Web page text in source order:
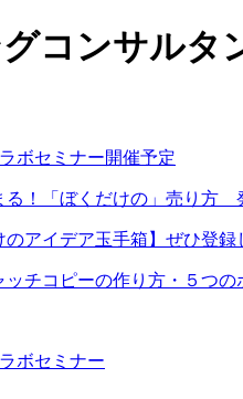
コンサル
ボセミナー開催予定
る！「ぼくだけの」売り方
のアイデア玉手箱】ぜひ登録
チコピーの作り方・５つの
ボセミナー